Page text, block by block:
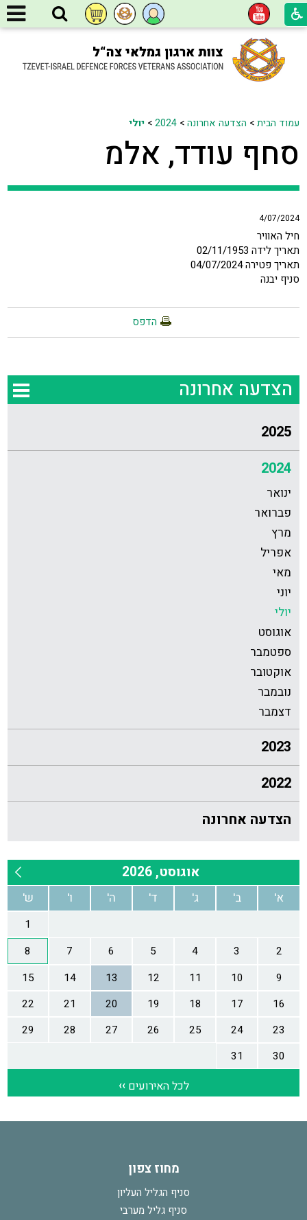
עמוד הבית> הצדעה אחרונה>
2024
>יולי
סחף עודד, אלמ
4/07/2024
חיל האוויר
תאריך לידה 02/11/1953
תאריך פטירה 04/07/2024
סניף יבנה
הדפס
הצדעה אחרונה
2025
2024
ינואר
פברואר
מרץ
אפריל
מאי
יוני
יולי
אוגוסט
ספטמבר
אוקטובר
נובמבר
דצמבר
2023
2022
הצדעה אחרונה
מחוז צפון
סניף הגליל העליון
סניף גליל מערבי